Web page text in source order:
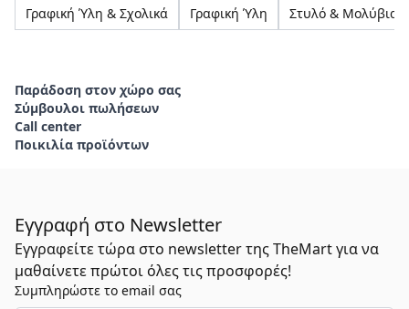
Γραφική Ύλη & Σχολικά Γραφική Ύλη Στυλό & Μολύβια
Παράδοση στον χώρο σας
Σύμβουλοι πωλήσεων
Call center
Ποικιλία προϊόντων
Εγγραφή στο Newsletter
Εγγραφείτε τώρα στο newsletter της TheMart για να
μαθαίνετε πρώτοι όλες τις προσφορές!
Συμπληρώστε το email σας